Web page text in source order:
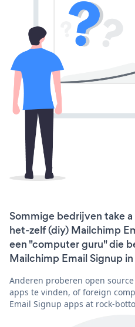
Sommige bedrijven take
het-zelf (diy) Mailchimp
een "computer guru" die
Mailchimp Email Signup
Anderen proberen open
apps te vinden, of foreign
Email Signup apps at rock-